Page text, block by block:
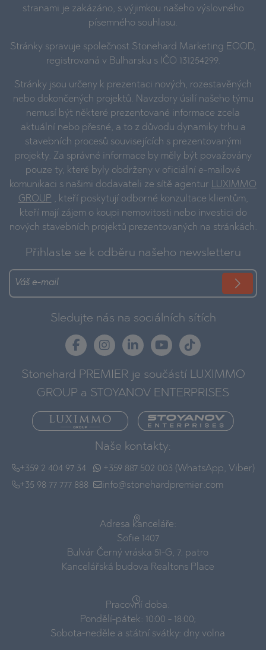
stranami je zakázáno, s výjimkou našeho výslovného
písemného souhlasu.
Stránky spravuje společnost Stonehard Marketing EOOD,
registrovaná v Bulharsku s IČO 131254299.
Stránky jsou určeny k prezentaci nových, rozestavěných
nebo dokončených projektů. Navzdory úsilí našeho týmu
nemusí být některé prezentované informace zcela
aktuální nebo přesné, a to z důvodu dynamiky trhu a
stavebních procesů souvisejících s prezentovanými
projekty. Za správné informace by měly být považovány
pouze ty, které byly obdrženy v oficiální e-mailové
komunikaci s našimi dodavateli ze sítě agentur LUXIMMO
GROUP , kteří poskytují odborné konzultace klientům,
kteří mají zájem o koupi nemovitosti nebo investici do
nových stavebních projektů prezentovaných na stránkách.
Přihlaste se k odběru našeho newsletteru
Sledujte nás na sociálních sítích
Stonehard PREMIER je součástí LUXIMMO
GROUP a STOYANOV ENTERPRISES
Naše kontakty:
+359 2 404 97 34
+35 98 77 777 888
+359 887 502 003 (WhatsApp, Viber)
info@stonehardpremier.com
Adresa kanceláře:
Sofie 1407
Bulvár Černý vráska 51-G, 7. patro
Kancelářská budova Realtons Place
Pracovní doba:
Pondělí-pátek: 10:00 - 18:00;
Sobota-neděle a státní svátky: dny volna